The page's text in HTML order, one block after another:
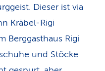
Dieser ist via
Kräbel-Rigi
Berggasthaus Rigi
und Stöcke